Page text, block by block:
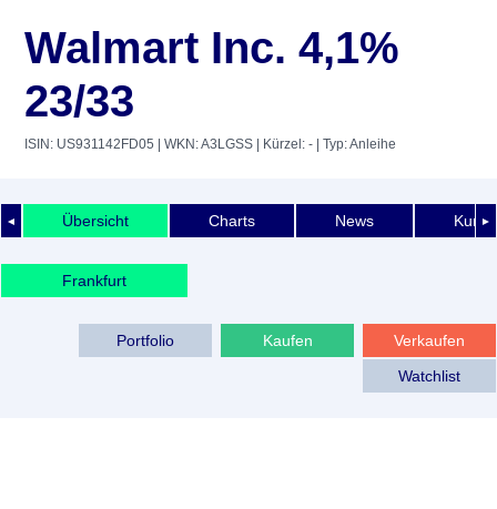
Walmart Inc. 4,1%
23/33
ISIN: US931142FD05 | WKN: A3LGSS | Kürzel: - | Typ: Anleihe
◄ ►
Übersicht Charts News
Frankfurt
Verkaufen
Kaufen
Portfolio
Watchlist